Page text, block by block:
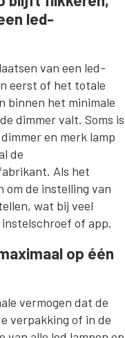
led-
van een led-
eerst of het totale
binnen het minimale
dimmer valt. Soms is
en merk lamp
de
Als het
om de instelling van
wat bij veel
of app.
op één
vermogen dat de
verpakking of in de